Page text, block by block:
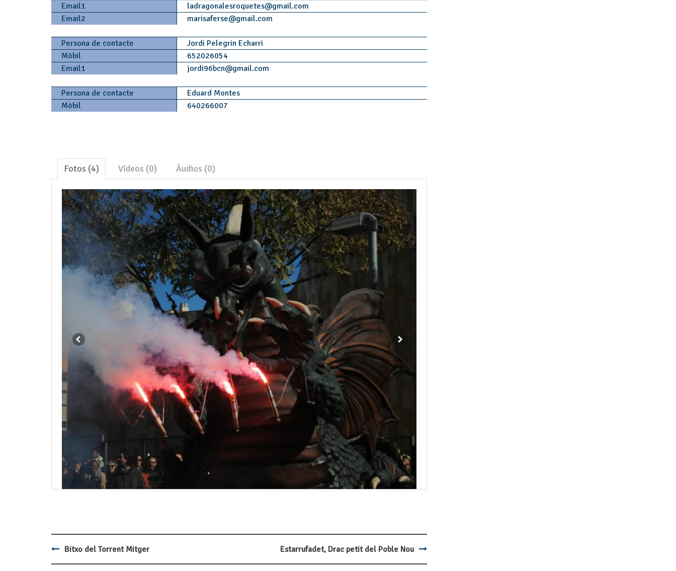
Email1
ladragonalesroquetes@gmail.com
Email2
marisaferse@gmail.com
Persona de contacte
Jordi Pelegrin Echarri
Mòbil
652026054
Email1
jordi96bcn@gmail.com
Persona de contacte
Eduard Montes
Mòbil
640266007
Fotos (4) Vídeos (0) Àudios (0)
Post
Bitxo del Torrent Mitger Estarrufadet, Drac petit del Poble Nou